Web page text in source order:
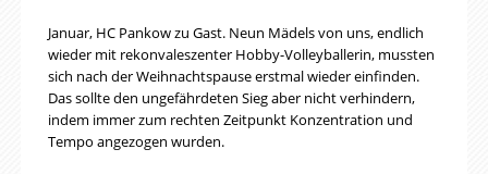
Januar, HC Pankow zu Gast. Neun Mädels von uns, endlich
wieder mit rekonvaleszenter Hobby-Volleyballerin, mussten
sich nach der Weihnachtspause erstmal wieder einfinden.
Das sollte den ungefährdeten Sieg aber nicht verhindern,
indem immer zum rechten Zeitpunkt Konzentration und
Tempo angezogen wurden.